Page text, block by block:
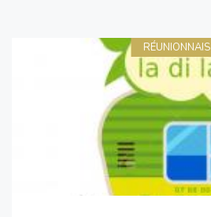
RÉUNIONNAIS